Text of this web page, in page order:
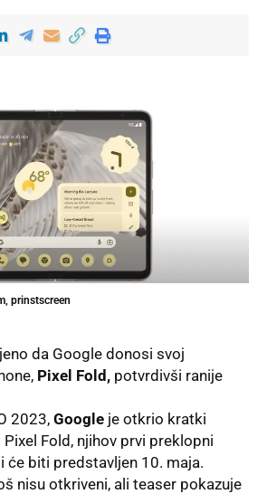
prinstscreen
da Google donosi svoj
Pixel Fold, potvrdivši ranije
2023, Google je otkrio kratki
Fold, njihov prvi preklopni
će biti predstavljen 10. maja.
nisu otkriveni, ali teaser pokazuje